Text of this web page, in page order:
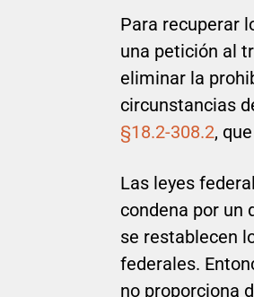
Para recuperar
una petición al
eliminar la
circunstancias
§18.2-308.2,
Las leyes
condena por un
se restablecen
federales.
no proporciona